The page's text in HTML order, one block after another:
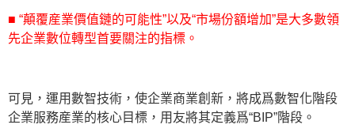
■ “顛覆産業價值鏈的可能性”以及“市場份額增加”是大多數領
先企業數位轉型首要關注的指標。
可見，運用數智技術，使企業商業創新，將成爲數智化階段
企業服務産業的核心目標，用友將其定義爲“BIP”階段。